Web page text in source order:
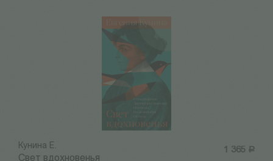
1 365 Р
Кунина Е.
Свет вдохновенья